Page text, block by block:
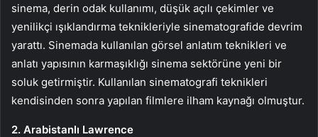
sinema, derin odak kullanımı, düşük açılı çekimler ve
yenilikçi ışıklandırma teknikleriyle sinematografide devrim
yarattı. Sinemada kullanılan görsel anlatım teknikleri ve
anlatı yapısının karmaşıklığı sinema sektörüne yeni bir
soluk getirmiştir. Kullanılan sinematografi teknikleri
kendisinden sonra yapılan filmlere ilham kaynağı olmuştur.
2. Arabistanlı Lawrence